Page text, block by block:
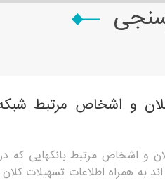
و اشخاص مرتبط
و اشخاص مرتبط بانکهایی که
به همراه اطلاعات تسهیلات